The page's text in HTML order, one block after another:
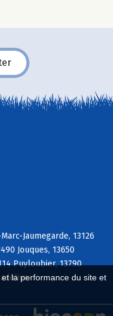
la performance du site et
Jaumegarde, 13126
Jouques, 13650
Puyloubier, 13790